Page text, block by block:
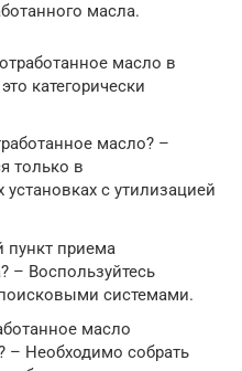
масла.
масло в
категорически
масло? –
только в
с утилизацией
пункт приема
– Воспользуйтесь
системами.
масло
– Необходимо собрать